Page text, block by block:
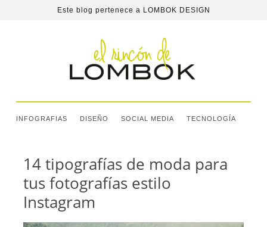
Este blog pertenece a LOMBOK DESIGN
INFOGRAFIAS DISEÑO SOCIAL MEDIA TECNOLOGÍA
14 tipografías de moda para
tus fotografías estilo
Instagram